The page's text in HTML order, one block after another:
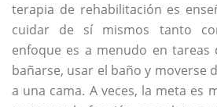
terapia de rehabilitación es
cuidar de sí mismos tanto
enfoque es a menudo en tareas
bañarse, usar el baño y moverse
a una cama. A veces, la meta es